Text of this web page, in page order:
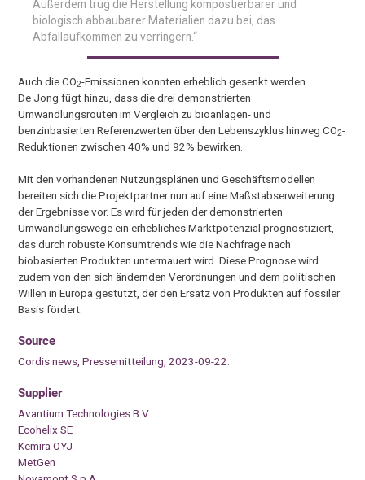
Außerdem trug die Herstellung kompostierbarer und
biologisch abbaubarer Materialien dazu bei, das
Abfallaufkommen zu verringern.“
Auch die CO2-Emissionen konnten erheblich gesenkt werden.
De Jong fügt hinzu, dass die drei demonstrierten
Umwandlungsrouten im Vergleich zu bioanlagen- und
benzinbasierten Referenzwerten über den Lebenszyklus hinweg CO2-
Reduktionen zwischen 40% und 92% bewirken.
Mit den vorhandenen Nutzungsplänen und Geschäftsmodellen
bereiten sich die Projektpartner nun auf eine Maßstabserweiterung
der Ergebnisse vor. Es wird für jeden der demonstrierten
Umwandlungswege ein erhebliches Marktpotenzial prognostiziert,
das durch robuste Konsumtrends wie die Nachfrage nach
biobasierten Produkten untermauert wird. Diese Prognose wird
zudem von den sich ändernden Verordnungen und dem politischen
Willen in Europa gestützt, der den Ersatz von Produkten auf fossiler
Basis fördert.
Source
Cordis news, Pressemitteilung, 2023-09-22.
Supplier
Avantium Technologies B.V.
Ecohelix SE
Kemira OYJ
MetGen